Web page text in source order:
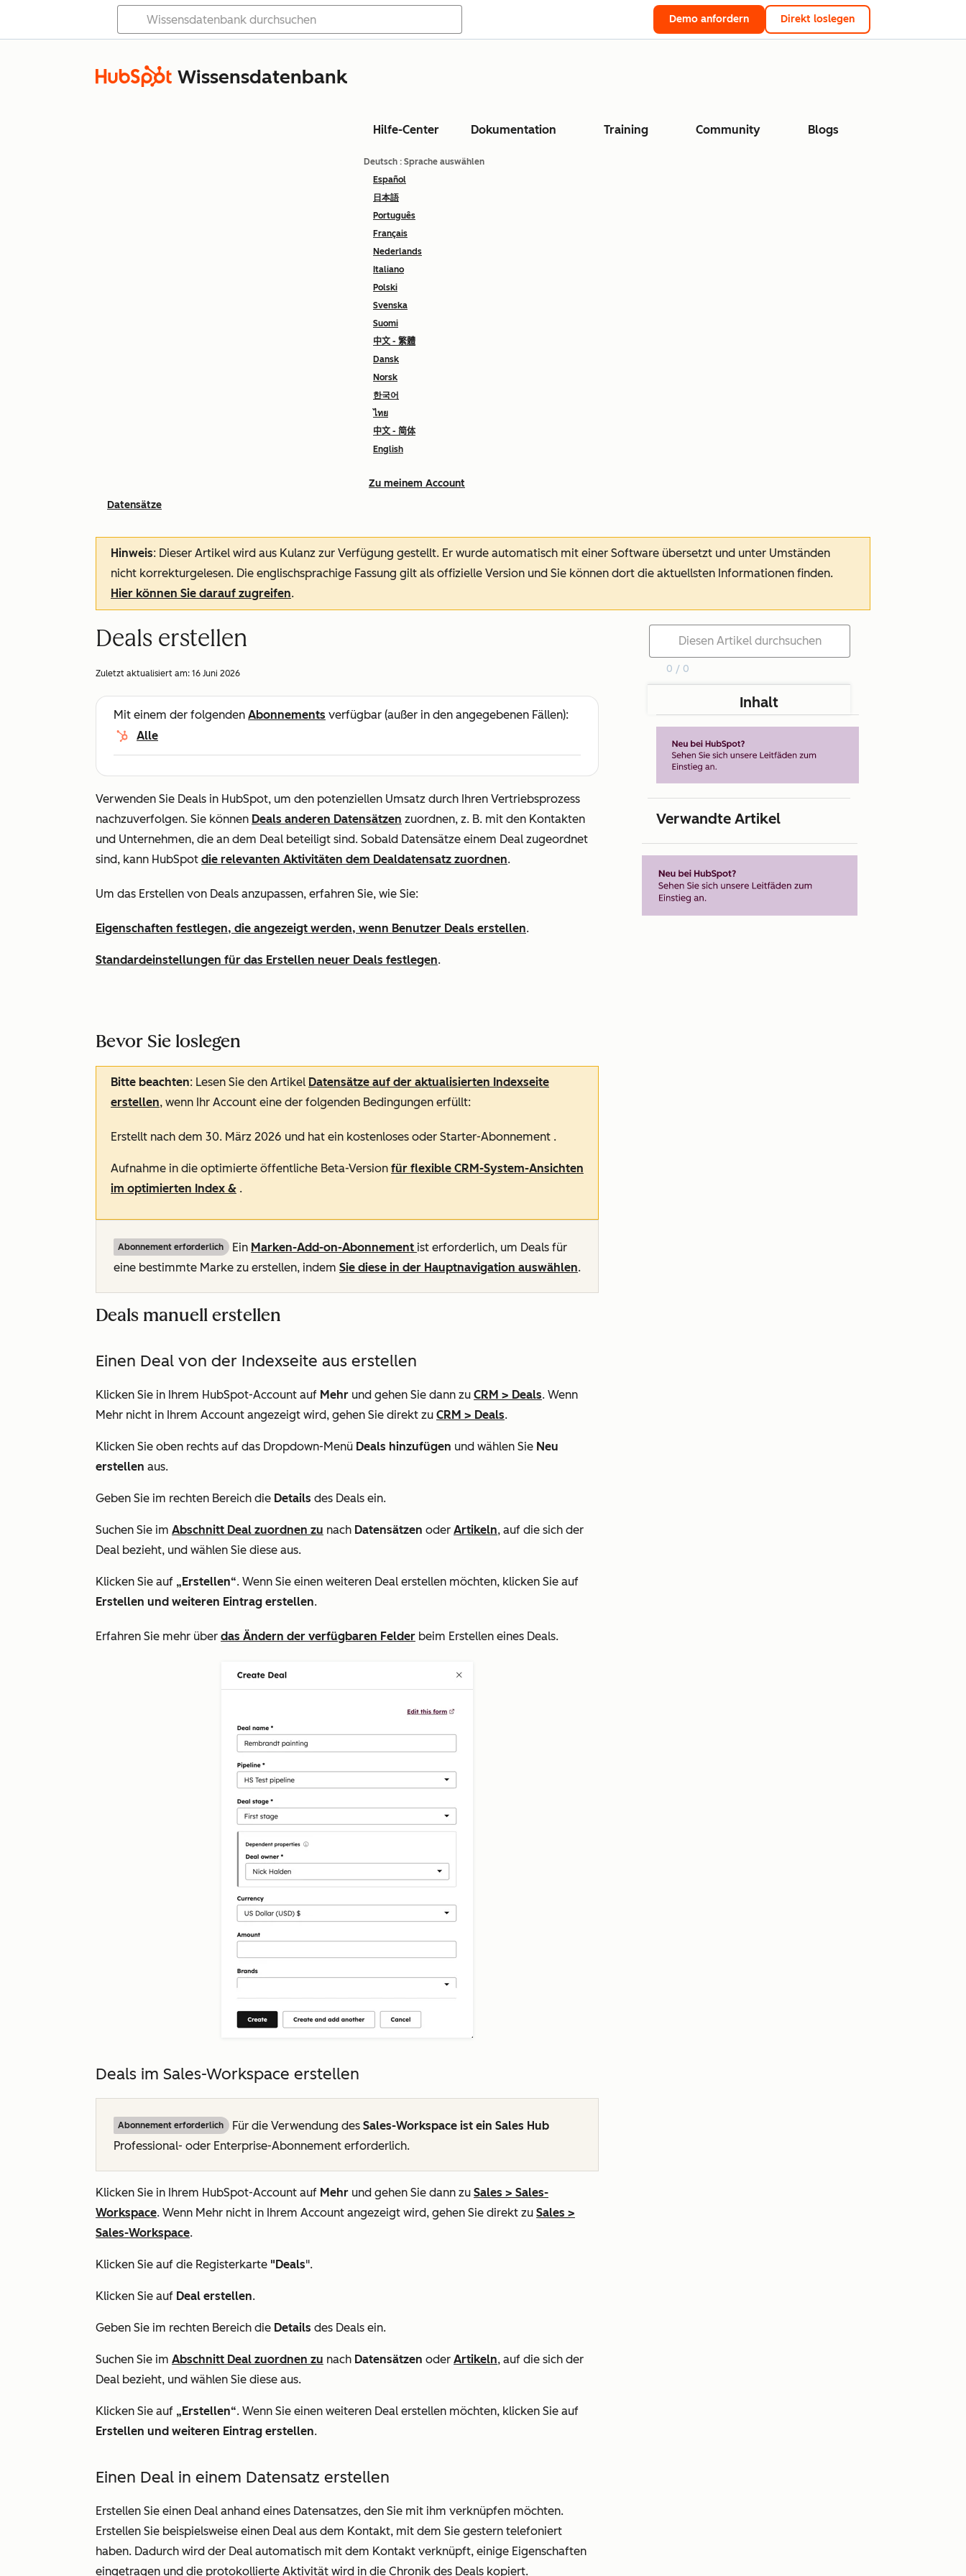
Demo anfordern Direkt loslegen
Wissensdatenbank
Hilfe-Center Dokumentation Training Community Blogs
Deutsch : Sprache auswählen
Español
日本語
Português
Français
Nederlands
Italiano
Polski
Svenska
Suomi
中文 - 繁體
Dansk
Norsk
한국어
ไทย
中文 - 简体
English
Zu meinem Account
Datensätze
Hinweis: Dieser Artikel wird aus Kulanz zur Verfügung gestellt. Er wurde automatisch mit einer Software übersetzt und unter Umständen
nicht korrekturgelesen. Die englischsprachige Fassung gilt als offizielle Version und Sie können dort die aktuellsten Informationen finden.
Hier können Sie darauf zugreifen.
Deals erstellen
Zuletzt aktualisiert am: 16 Juni 2026
Mit einem der folgenden Abonnements verfügbar (außer in den angegebenen Fällen):
Alle
Verwenden Sie Deals in HubSpot, um den potenziellen Umsatz durch Ihren Vertriebsprozess
nachzuverfolgen. Sie können Deals anderen Datensätzen zuordnen, z. B. mit den Kontakten
und Unternehmen, die an dem Deal beteiligt sind. Sobald Datensätze einem Deal zugeordnet
sind, kann HubSpot die relevanten Aktivitäten dem Dealdatensatz zuordnen.
Um das Erstellen von Deals anzupassen, erfahren Sie, wie Sie:
Eigenschaften festlegen, die angezeigt werden, wenn Benutzer Deals erstellen.
Standardeinstellungen für das Erstellen neuer Deals festlegen.
Bevor Sie loslegen
Bitte beachten: Lesen Sie den Artikel Datensätze auf der aktualisierten Indexseite
erstellen, wenn Ihr Account eine der folgenden Bedingungen erfüllt:
Erstellt nach dem 30. März 2026 und hat ein kostenloses oder Starter-Abonnement .
Aufnahme in die optimierte öffentliche Beta-Version für flexible CRM-System-Ansichten
im optimierten Index & .
Abonnement erforderlich Ein Marken-Add-on-Abonnement ist erforderlich, um Deals für
eine bestimmte Marke zu erstellen, indem Sie diese in der Hauptnavigation auswählen.
Deals manuell erstellen
Einen Deal von der Indexseite aus erstellen
Klicken Sie in Ihrem HubSpot-Account auf Mehr und gehen Sie dann zu CRM > Deals. Wenn
Mehr nicht in Ihrem Account angezeigt wird, gehen Sie direkt zu CRM > Deals.
Klicken Sie oben rechts auf das Dropdown-Menü Deals hinzufügen und wählen Sie Neu
erstellen aus.
Geben Sie im rechten Bereich die Details des Deals ein.
Suchen Sie im Abschnitt Deal zuordnen zu nach Datensätzen oder Artikeln, auf die sich der
Deal bezieht, und wählen Sie diese aus.
Klicken Sie auf „Erstellen“. Wenn Sie einen weiteren Deal erstellen möchten, klicken Sie auf
Erstellen und weiteren Eintrag erstellen.
Erfahren Sie mehr über das Ändern der verfügbaren Felder beim Erstellen eines Deals.
Deals im Sales-Workspace erstellen
Abonnement erforderlich Für die Verwendung des Sales-Workspace ist ein Sales Hub
Professional- oder Enterprise-Abonnement erforderlich.
Klicken Sie in Ihrem HubSpot-Account auf Mehr und gehen Sie dann zu Sales > Sales-
Workspace. Wenn Mehr nicht in Ihrem Account angezeigt wird, gehen Sie direkt zu Sales >
Sales-Workspace.
Klicken Sie auf die Registerkarte "Deals".
Klicken Sie auf Deal erstellen.
Geben Sie im rechten Bereich die Details des Deals ein.
Suchen Sie im Abschnitt Deal zuordnen zu nach Datensätzen oder Artikeln, auf die sich der
Deal bezieht, und wählen Sie diese aus.
Klicken Sie auf „Erstellen“. Wenn Sie einen weiteren Deal erstellen möchten, klicken Sie auf
Erstellen und weiteren Eintrag erstellen.
Einen Deal in einem Datensatz erstellen
Erstellen Sie einen Deal anhand eines Datensatzes, den Sie mit ihm verknüpfen möchten.
Erstellen Sie beispielsweise einen Deal aus dem Kontakt, mit dem Sie gestern telefoniert
haben. Dadurch wird der Deal automatisch mit dem Kontakt verknüpft, einige Eigenschaften
eingetragen und die protokollierte Aktivität wird in die Chronik des Deals kopiert.
0 / 0
Inhalt
Verwandte Artikel